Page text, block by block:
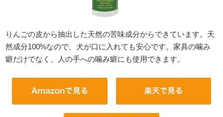
りんごの皮から抽出した天然の苦味成分からできています。天
然成分100%なので、犬が口に入れても安心です。家具の噛み
癖だけでなく、人の手への噛み癖にも使用できます。